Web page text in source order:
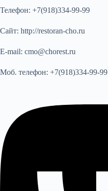
Телефон: +7(918)334-99-99
Сайт: http://restoran-cho.ru
E-mail: cmo@chorest.ru
Моб. телефон: +7(918)334-99-99